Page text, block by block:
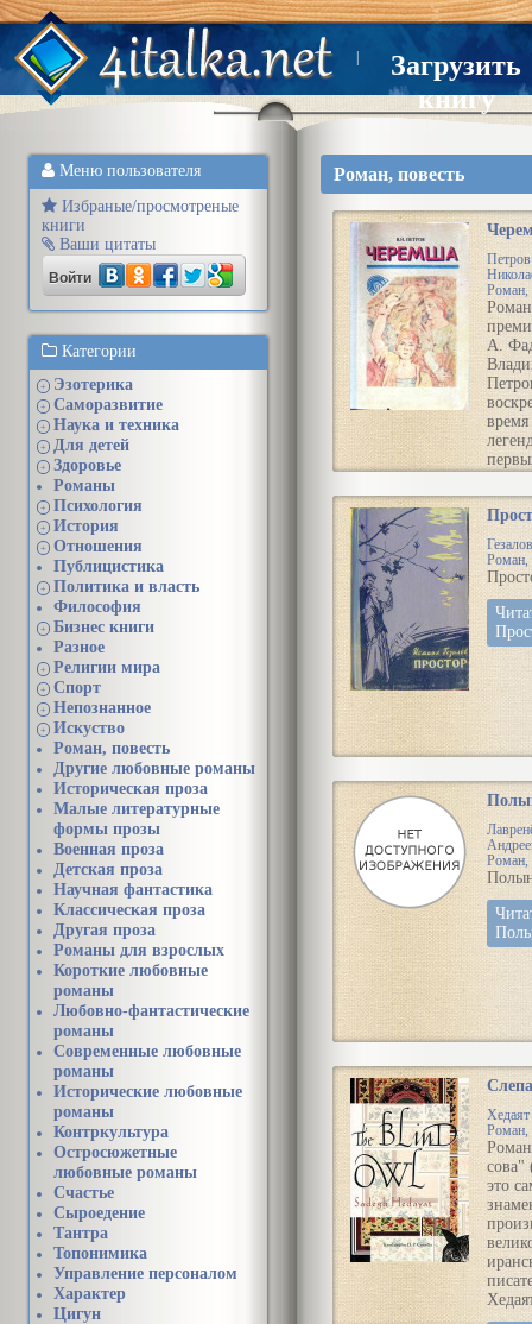
Загрузить
книгу
Меню пользователя
Избраные/просмотреные
книги
Ваши цитаты
Войти
Категории
+ Эзотерика
+ Саморазвитие
+ Наука и техника
+ Для детей
+
Здоровье
Романы
+ Психология
+ История
+
Отношения
Публицистика
+
Политика и власть
Философия
+
Бизнес книги
Разное
+ Религии мира
+ Спорт
+ Непознанное
+
Искуство
Роман, повесть
Другие любовные романы
Историческая проза
Малые литературные
формы прозы
Военная проза
Детская проза
Научная фантастика
Классическая проза
Другая проза
Романы для взрослых
Короткие любовные
романы
Любовно-фантастические
романы
Современные любовные
романы
Исторические любовные
романы
Контркультура
Остросюжетные
любовные романы
Счастье
Сыроедение
Тантра
Топонимика
Управление персоналом
Характер
Цигун
Роман, повесть
Роман,
Роман
А.
время
когда
Роман,
Роман,
Хедаят
Роман,
сова"
это